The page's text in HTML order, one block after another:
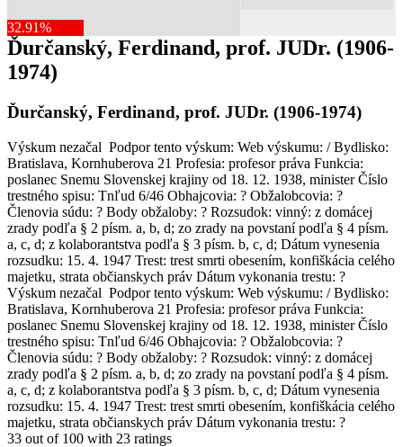
32.91%
Ďurčanský, Ferdinand, prof. JUDr. (1906-
1974)
Ďurčanský, Ferdinand, prof. JUDr. (1906-1974)
Výskum nezačal Podpor tento výskum: Web výskumu: / Bydlisko:
Bratislava, Kornhuberova 21 Profesia: profesor práva Funkcia:
poslanec Snemu Slovenskej krajiny od 18. 12. 1938, minister Číslo
trestného spisu: Tnľud 6/46 Obhajcovia: ? Obžalobcovia: ?
Členovia súdu: ? Body obžaloby: ? Rozsudok: vinný: z domácej
zrady podľa § 2 písm. a, b, d; zo zrady na povstaní podľa § 4 písm.
a, c, d; z kolaborantstva podľa § 3 písm. b, c, d; Dátum vynesenia
rozsudku: 15. 4. 1947 Trest: trest smrti obesením, konfiškácia celého
majetku, strata občianskych práv Dátum vykonania trestu: ?
Výskum nezačal Podpor tento výskum: Web výskumu: / Bydlisko:
Bratislava, Kornhuberova 21 Profesia: profesor práva Funkcia:
poslanec Snemu Slovenskej krajiny od 18. 12. 1938, minister Číslo
trestného spisu: Tnľud 6/46 Obhajcovia: ? Obžalobcovia: ?
Členovia súdu: ? Body obžaloby: ? Rozsudok: vinný: z domácej
zrady podľa § 2 písm. a, b, d; zo zrady na povstaní podľa § 4 písm.
a, c, d; z kolaborantstva podľa § 3 písm. b, c, d; Dátum vynesenia
rozsudku: 15. 4. 1947 Trest: trest smrti obesením, konfiškácia celého
majetku, strata občianskych práv Dátum vykonania trestu: ?
33 out of 100 with 23 ratings